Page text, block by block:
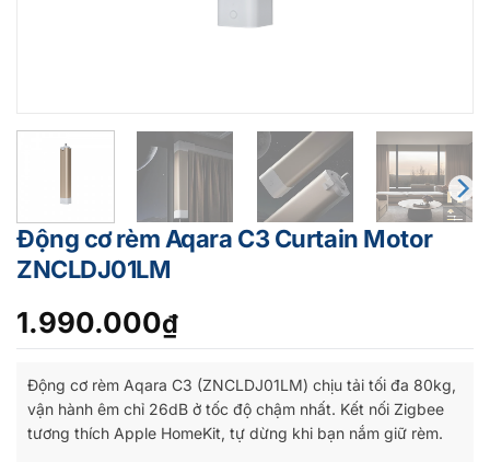
Động cơ rèm Aqara C3 Curtain Motor
ZNCLDJ01LM
1.990.000₫
Động cơ rèm Aqara C3 (ZNCLDJ01LM) chịu tải tối đa 80kg,
vận hành êm chỉ 26dB ở tốc độ chậm nhất. Kết nối Zigbee
tương thích Apple HomeKit, tự dừng khi bạn nắm giữ rèm.